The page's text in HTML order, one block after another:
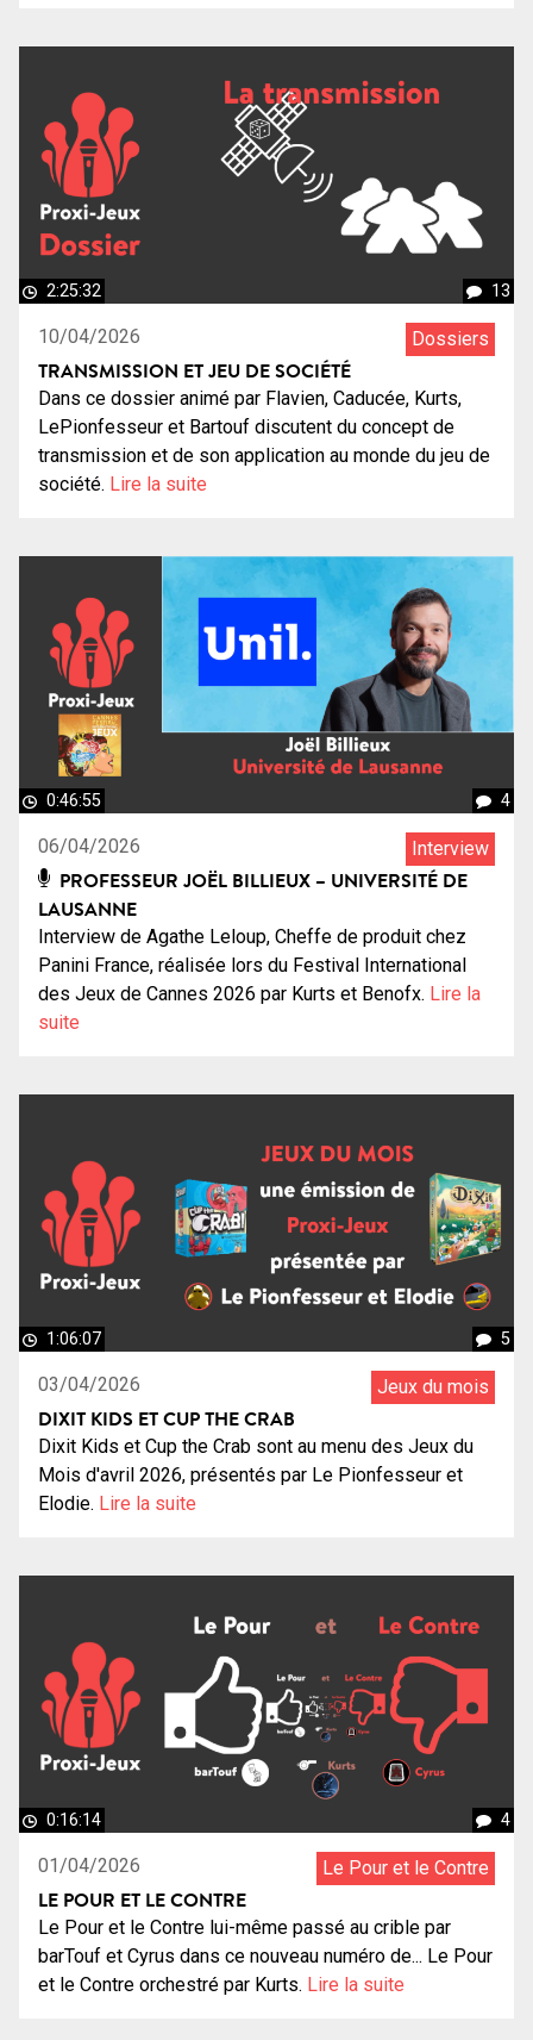
2:25:32 13
10/04/2026 Dossiers
TRANSMISSION ET JEU DE SOCIÉTÉ
Dans ce dossier animé par Flavien, Caducée, Kurts,
LePionfesseur et Bartouf discutent du concept de
transmission et de son application au monde du jeu de
société. Lire la suite
0:46:55 4
06/04/2026 Interview
PROFESSEUR JOËL BILLIEUX – UNIVERSITÉ DE
LAUSANNE
Interview de Agathe Leloup, Cheffe de produit chez
Panini France, réalisée lors du Festival International
des Jeux de Cannes 2026 par Kurts et Benofx. Lire la
suite
1:06:07 5
03/04/2026 Jeux du mois
DIXIT KIDS ET CUP THE CRAB
Dixit Kids et Cup the Crab sont au menu des Jeux du
Mois d'avril 2026, présentés par Le Pionfesseur et
Elodie. Lire la suite
0:16:14 4
01/04/2026 Le Pour et le Contre
LE POUR ET LE CONTRE
Le Pour et le Contre lui-même passé au crible par
barTouf et Cyrus dans ce nouveau numéro de... Le Pour
et le Contre orchestré par Kurts. Lire la suite